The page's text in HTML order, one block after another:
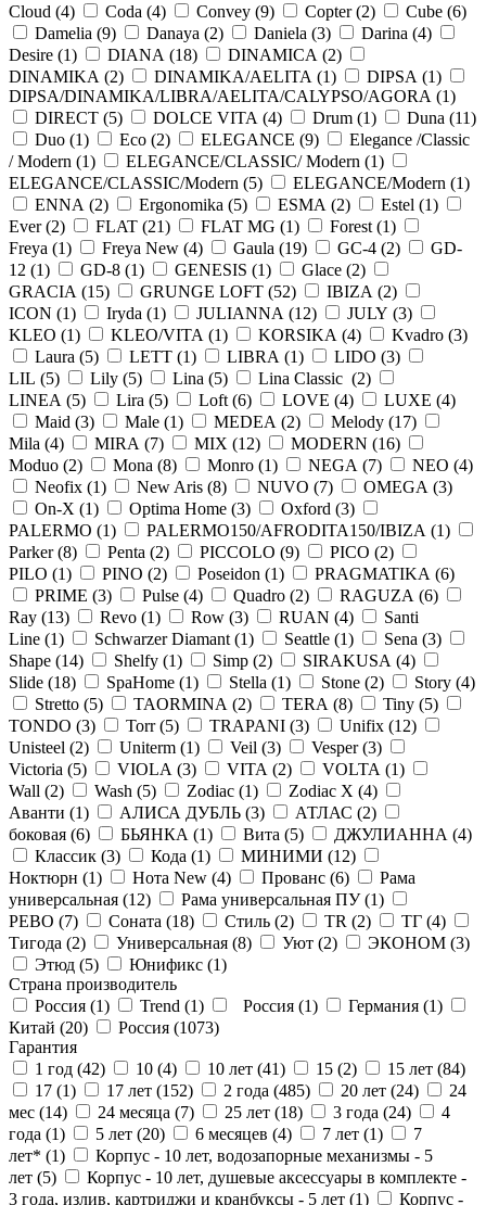
Cloud (4) Coda (4) Convey (9) Copter (2) Cube (6)
Damelia (9) Danaya (2) Daniela (3) Darina (4)
Desire (1) DIANA (18) DINAMICA (2)
DINAMIKA (2) DINAMIKA/AELITA (1) DIPSA (1)
DIPSA/DINAMIKA/LIBRA/AELITA/CALYPSO/AGORA (1)
DIRECT (5) DOLCE VITA (4) Drum (1) Duna (11)
Duo (1) Eco (2) ELEGANCE (9)
Elegance /Classic
/ Modern (1) ELEGANCE/CLASSIC/ Modern (1)
ELEGANCE/CLASSIC/Modern (5) ELEGANCE/Modern (1)
ENNA (2) Ergonomika (5) ESMA (2) Estel (1)
Ever (2) FLAT (21) FLAT MG (1) Forest (1)
Freya (1) Freya New (4) Gaula (19) GC-4 (2)
GD-
12 (1) GD-8 (1) GENESIS (1) Glace (2)
GRACIA (15) GRUNGE LOFT (52) IBIZA (2)
ICON (1) Iryda (1) JULIANNA (12) JULY (3)
KLEO (1) KLEO/VITA (1) KORSIKA (4) Kvadro (3)
Laura (5) LETT (1) LIBRA (1) LIDO (3)
LIL (5) Lily (5) Lina (5) Lina Classic (2)
LINEA (5) Lira (5) Loft (6) LOVE (4) LUXE (4)
Maid (3) Male (1) MEDEA (2) Melody (17)
Mila (4) MIRA (7) MIX (12) MODERN (16)
Moduo (2) Mona (8) Monro (1) NEGA (7) NEO (4)
Neofix (1) New Aris (8) NUVO (7) OMEGA (3)
On-X (1) Optima Home (3) Oxford (3)
PALERMO (1) PALERMO150/AFRODITA150/IBIZA (1)
Parker (8) Penta (2) PICCOLO (9) PICO (2)
PILO (1) PINO (2) Poseidon (1) PRAGMATIKA (6)
PRIME (3) Pulse (4) Quadro (2) RAGUZA (6)
Ray (13) Revo (1) Row (3) RUAN (4)
Santi
Line (1) Schwarzer Diamant (1) Seattle (1) Sena (3)
Shape (14) Shelfy (1) Simp (2) SIRAKUSA (4)
Slide (18) SpaHome (1) Stella (1) Stone (2) Story (4)
Stretto (5) TAORMINA (2) TERA (8) Tiny (5)
TONDO (3) Torr (5) TRAPANI (3) Unifix (12)
Unisteel (2) Uniterm (1) Veil (3) Vesper (3)
Victoria (5) VIOLA (3) VITA (2) VOLTA (1)
Wall (2) Wash (5) Zodiac (1) Zodiac X (4)
Аванти (1) АЛИСА ДУБЛЬ (3) АТЛАС (2)
боковая (6) БЬЯНКА (1) Вита (5) ДЖУЛИАННА (4)
Классик (3) Кода (1) МИНИМИ (12)
Ноктюрн (1) Нота New (4) Прованс (6)
Рама
универсальная (12) Рама универсальная ПУ (1)
РЕВО (7) Соната (18) Стиль (2) ТR (2) ТГ (4)
Тигода (2) Универсальная (8) Уют (2) ЭКОНОМ (3)
Этюд (5) Юнификс (1)
Страна производитель
Россия (1) Trend (1) Россия (1) Германия (1)
Китай (20) Россия (1073)
Гарантия
1 год (42) 10 (4) 10 лет (41) 15 (2) 15 лет (84)
17 (1) 17 лет (152) 2 года (485) 20 лет (24)
24
мес (14) 24 месяца (7) 25 лет (18) 3 года (24)
4
года (1) 5 лет (20) 6 месяцев (4) 7 лет (1)
7
лет* (1)
Корпус - 10 лет, водозапорные механизмы - 5
лет (5)
Корпус - 10 лет, душевые аксессуары в комплекте -
3 года, излив, картриджи и кранбуксы - 5 лет (1) Корпус -